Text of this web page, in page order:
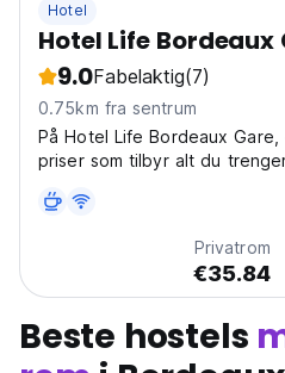
Hotel
Hotel Life Bordeaux
9.0Fabelaktig(7)
0.75km fra sentrum
På Hotel Life Bordeaux
priser som tilbyr alt du
Privatrom
€35.84
Beste hostels